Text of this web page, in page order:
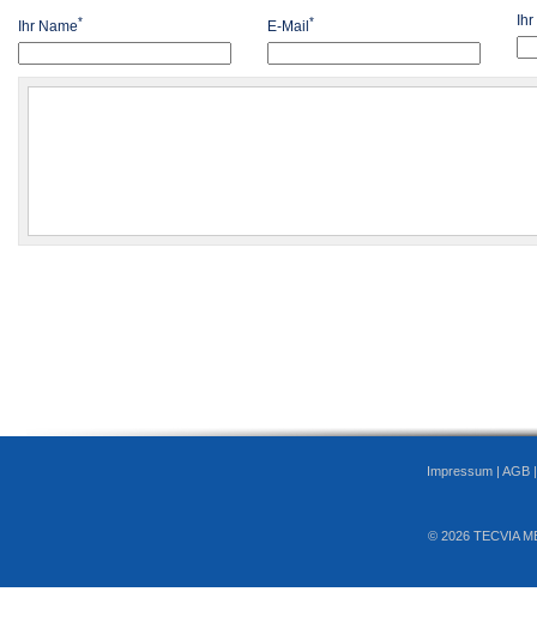
Ihr Name* E-Mail* Ihr
Impressum | AGB
© 2026 TECVIA